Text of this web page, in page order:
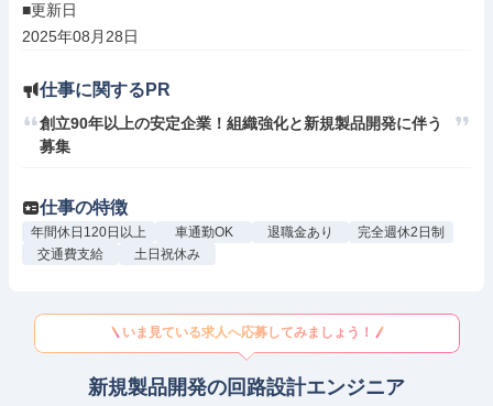
■更新日
2025年08月28日
仕事に関するPR
創立90年以上の安定企業！組織強化と新規製品開発に伴う
募集
仕事の特徴
年間休日120日以上 車通勤OK 退職金あり
完全週休2日制
交通費支給
土日祝休み
いま見ている求人へ応募してみましょう！
新規製品開発の回路設計エンジニア